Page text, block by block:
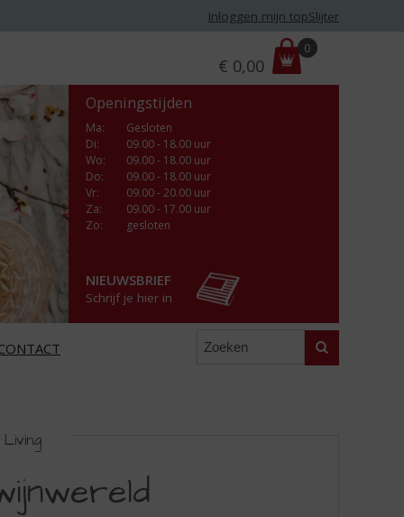
Inloggen mijn topSlijter
r
i
€ 0,00
0
Openingstijden
Ma:
Gesloten
Di:
09.00 - 18.00 uur
Wo:
09.00 - 18.00 uur
Do:
09.00 - 18.00 uur
Vr:
09.00 - 20.00 uur
Za:
09.00 - 17.00 uur
Zo:
gesloten
NIEUWSBRIEF
Schrijf je hier in
Zoeken